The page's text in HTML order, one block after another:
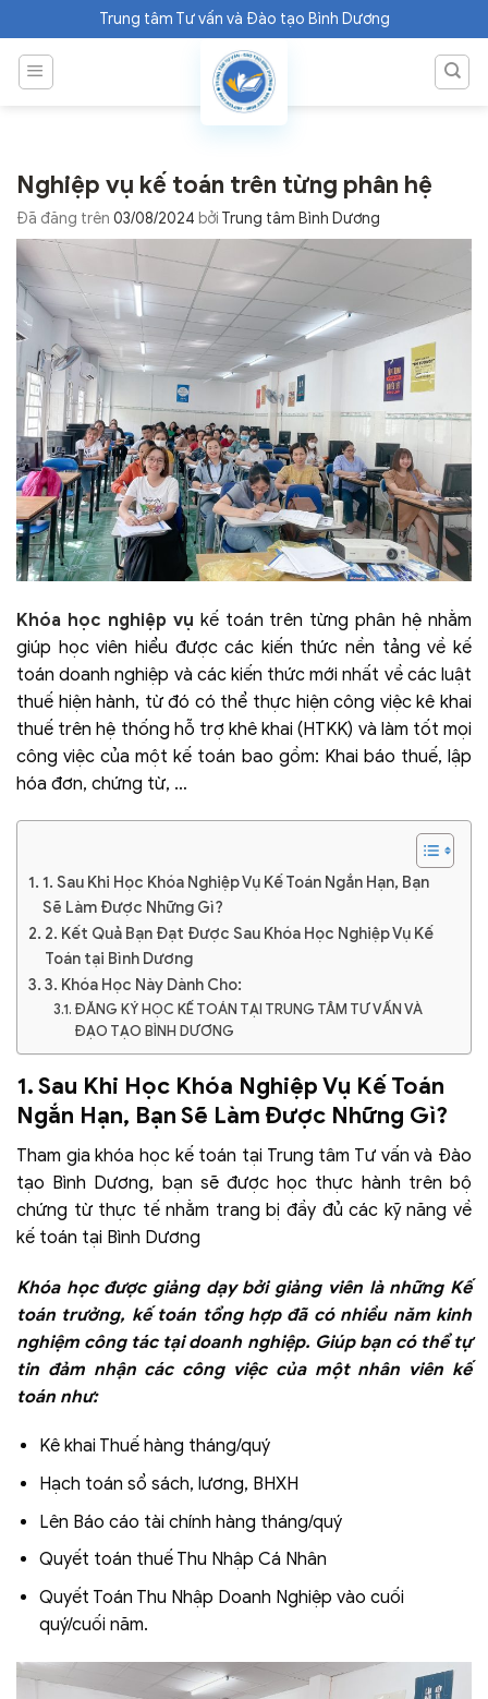
đến
dung
Trung tâm Tư vấn và Đào tạo Bình Dương
Nghiệp vụ kế toán trên từng phân hệ
Đã đăng trên 03/08/2024 bởi Trung tâm Bình Dương
Khóa học nghiệp vụ kế toán trên từng phân hệ nhằm
giúp học viên hiểu được các kiến thức nền tảng về kế
toán doanh nghiệp và các kiến thức mới nhất về các luật
thuế hiện hành, từ đó có thể thực hiện công việc kê khai
thuế trên hệ thống hỗ trợ khê khai (HTKK) và làm tốt mọi
công việc của một kế toán bao gồm: Khai báo thuế, lập
hóa đơn, chứng từ, …
1. Sau Khi Học Khóa Nghiệp Vụ Kế Toán Ngắn Hạn, Bạn
Sẽ Làm Được Những Gì?
2. Kết Quả Bạn Đạt Được Sau Khóa Học Nghiệp Vụ Kế
Toán tại Bình Dương
3. Khóa Học Này Dành Cho:
ĐĂNG KÝ HỌC KẾ TOÁN TẠI TRUNG TÂM TƯ VẤN VÀ
ĐẠO TẠO BÌNH DƯƠNG
1. Sau Khi Học Khóa Nghiệp Vụ Kế Toán
Ngắn Hạn, Bạn Sẽ Làm Được Những Gì?
Tham gia khóa học kế toán tại Trung tâm Tư vấn và Đào
tạo Bình Dương, bạn sẽ được học thực hành trên bộ
chứng từ thực tế nhằm trang bị đầy đủ các kỹ năng về
kế toán tại Bình Dương
Khóa học được giảng dạy bởi giảng viên là những Kế
toán trưởng, kế toán tổng hợp đã có nhiều năm kinh
nghiệm công tác tại doanh nghiệp. Giúp bạn có thể tự
tin đảm nhận các công việc của một nhân viên kế
toán như:
Kê khai Thuế hàng tháng/quý
Hạch toán sổ sách, lương, BHXH
Lên Báo cáo tài chính hàng tháng/quý
Quyết toán thuế Thu Nhập Cá Nhân
Quyết Toán Thu Nhập Doanh Nghiệp vào cuối
quý/cuối năm.